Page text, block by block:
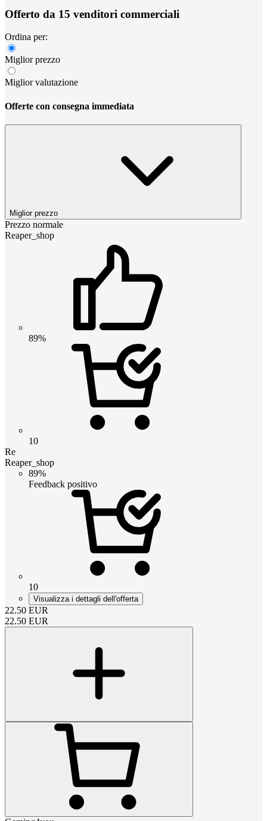
Offerto da 15 venditori commerciali
Ordina per:
Miglior prezzo
Miglior valutazione
Offerte con consegna immediata
Miglior prezzo
Prezzo normale
Reaper_shop
89%
10
Re
Reaper_shop
89%
Feedback positivo
10
Visualizza i dettagli dell'offerta
22.50 EUR
22.50 EUR